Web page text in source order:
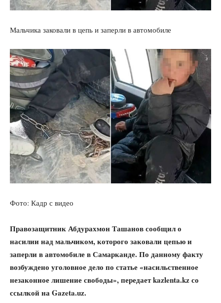
Мальчика заковали в цепь и заперли в автомобиле
Фото: Кадр с видео
Правозащитник Абдурахмон Ташанов сообщил о
насилии над мальчиком, которого заковали цепью и
заперли в автомобиле в Самарканде. По данному факту
возбуждено уголовное дело по статье «насильственное
незаконное лишение свободы», передает kazlenta.kz со
ссылкой на Gazeta.uz.